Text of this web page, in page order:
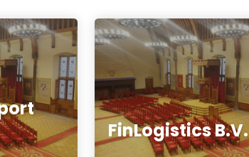
FinLogistics B.V.